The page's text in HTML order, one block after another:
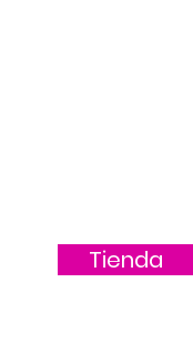
Tienda